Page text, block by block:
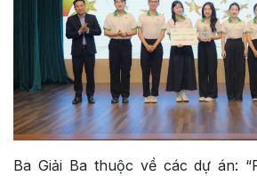
Ba Giải Ba thuộc về các dự án: